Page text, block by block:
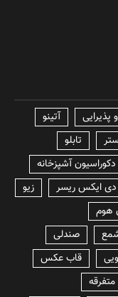
آتینو
تابلو
دکوراسیون آشپزخانه
دی ایکس ریسر
زیو
هوم
صندلی
قاب عکس
متفرقه